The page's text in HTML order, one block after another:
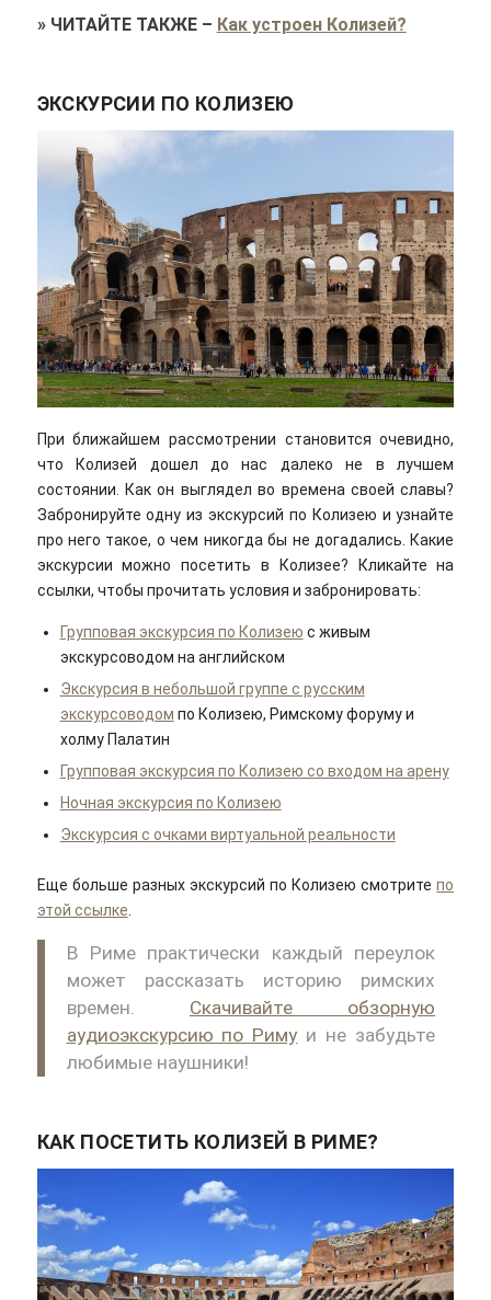
» ЧИТАЙТЕ ТАКЖЕ– Как устроен Колизей?
ЭКСКУРСИИ ПО КОЛИЗЕЮ
При ближайшем рассмотрении становится очевидно,
что Колизей дошел до нас далеко не в лучшем
состоянии. Как он выглядел во времена своей славы?
Забронируйте одну из экскурсий по Колизею и узнайте
про него такое, о чем никогда бы не догадались. Какие
экскурсии можно посетить в Колизее? Кликайте на
ссылки, чтобы прочитать условия и забронировать:
Групповая экскурсия по Колизею с живым
экскурсоводом на английском
Экскурсия в небольшой группе с русским
экскурсоводом по Колизею, Римскому форуму и
холму Палатин
Групповая экскурсия по Колизею со входом на арену
Ночная экскурсия по Колизею
Экскурсия с очками виртуальной реальности
Еще больше разных экскурсий по Колизею смотритепо
этой ссылке.
В Риме практически каждый переулок
может рассказать историю римских
времен. Скачивайте обзорную
аудиоэкскурсию по Риму и не забудьте
любимые наушники!
КАК ПОСЕТИТЬ КОЛИЗЕЙ В РИМЕ?